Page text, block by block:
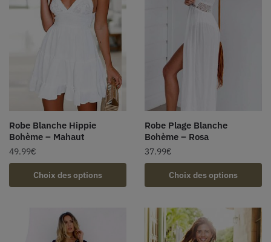
Robe Blanche Hippie
Bohème – Mahaut
49.99€
Choix des options
Robe Plage Blanche
Bohème – Rosa
37.99€
Choix des options